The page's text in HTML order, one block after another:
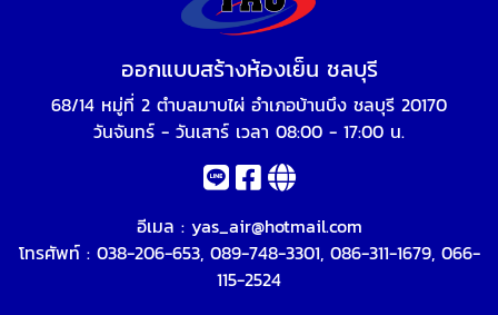
ออกแบบสร้างห้องเย็น ชลบุรี
68/14 หมู่ที่ 2 ตำบลมาบไผ่ อำเภอบ้านบึง ชลบุรี 20170
วันจันทร์ - วันเสาร์ เวลา 08:00 - 17:00 น.
อีเมล : yas_air@hotmail.com
โทรศัพท์ : 038-206-653, 089-748-3301, 086-311-1679, 066-
115-2524